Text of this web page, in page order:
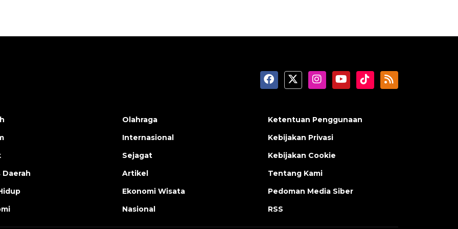
Olahraga
Internasional
Sejagat
Artikel
Ekonomi Wisata
Nasional
Ketentuan Penggunaan
Kebijakan Privasi
Kebijakan Cookie
Tentang Kami
Pedoman Media Siber
RSS